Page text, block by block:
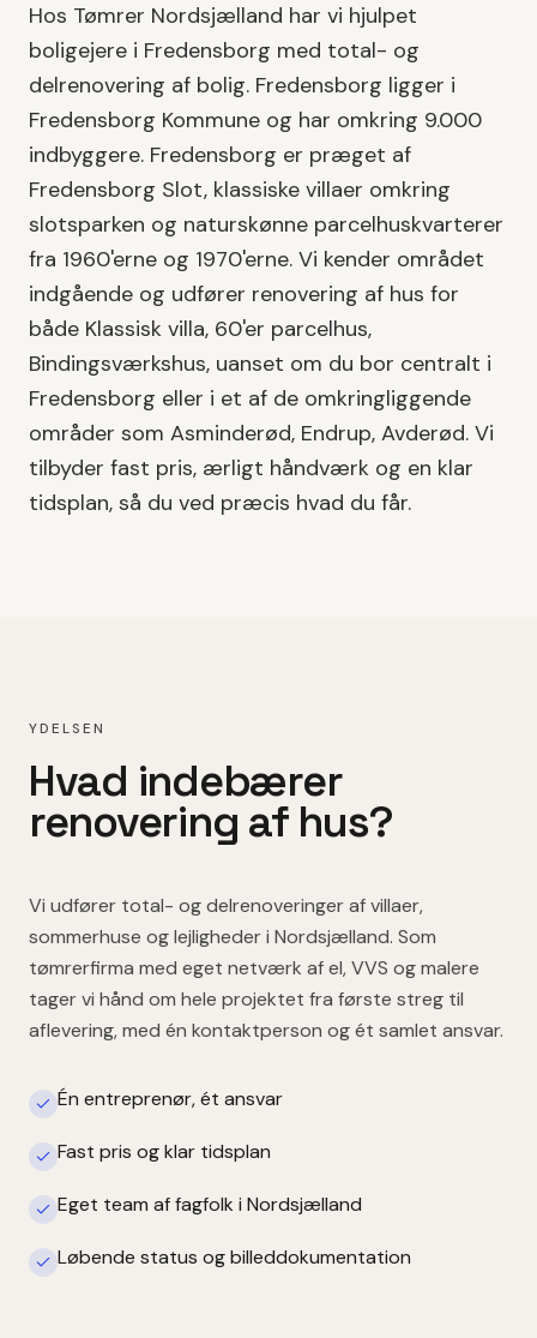
Hos Tømrer Nordsjælland har vi hjulpet
boligejere i Fredensborg med total- og
delrenovering af bolig. Fredensborg ligger i
Fredensborg Kommune og har omkring 9.000
indbyggere. Fredensborg er præget af
Fredensborg Slot, klassiske villaer omkring
slotsparken og naturskønne parcelhuskvarterer
fra 1960'erne og 1970'erne. Vi kender området
indgående og udfører renovering af hus for
både Klassisk villa, 60'er parcelhus,
Bindingsværkshus, uanset om du bor centralt i
Fredensborg eller i et af de omkringliggende
områder som Asminderød, Endrup, Avderød. Vi
tilbyder fast pris, ærligt håndværk og en klar
tidsplan, så du ved præcis hvad du får.
YDELSEN
Hvad indebærer
renovering af hus?
Vi udfører total- og delrenoveringer af villaer,
sommerhuse og lejligheder i Nordsjælland. Som
tømrerfirma med eget netværk af el, VVS og malere
tager vi hånd om hele projektet fra første streg til
aflevering, med én kontaktperson og ét samlet ansvar.
Én entreprenør, ét ansvar
Fast pris og klar tidsplan
Eget team af fagfolk i Nordsjælland
Løbende status og billeddokumentation